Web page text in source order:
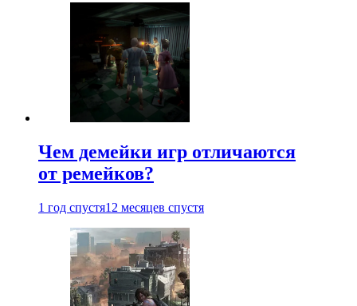
Чем демейки игр отличаются
от ремейков?
1 год спустя12 месяцев спустя